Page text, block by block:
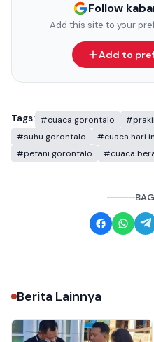
Follow
Add this site to your
Add to
Tags: #cuaca gorontalo
#suhu gorontalo
#cuaca hari
#petani gorontalo
#cuaca
Berita Lainnya